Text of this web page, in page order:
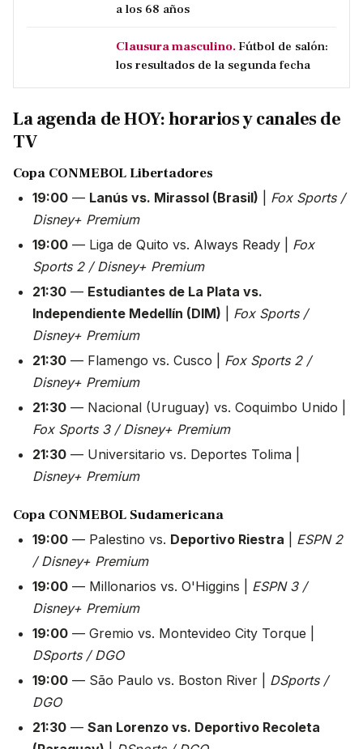
a los 68 años
Clausura masculino. Fútbol de salón:
los resultados de la segunda fecha
La agenda de HOY: horarios y canales de
TV
Copa CONMEBOL Libertadores
19:00 — Lanús vs. Mirassol (Brasil)
Fox Sports /
Disney+ Premium
19:00 — Liga de Quito vs. Always Ready | Fox
Sports 2 / Disney+ Premium
21:30 — Estudiantes de La Plata vs.
Independiente Medellín (DIM)
Fox Sports /
Disney+ Premium
21:30 — Flamengo vs. Cusco | Fox Sports 2 /
Disney+ Premium
21:30 — Nacional (Uruguay) vs. Coquimbo Unido |
Fox Sports 3 / Disney+ Premium
21:30 — Universitario vs. Deportes Tolima |
Disney+ Premium
Copa CONMEBOL Sudamericana
19:00 — Palestino vs. Deportivo Riestra
ESPN 2
/ Disney+ Premium
19:00 — Millonarios vs. O'Higgins | ESPN 3 /
Disney+ Premium
19:00 — Gremio vs. Montevideo City Torque |
DSports / DGO
19:00 — São Paulo vs. Boston River | DSports /
DGO
21:30 — San Lorenzo vs. Deportivo Recoleta